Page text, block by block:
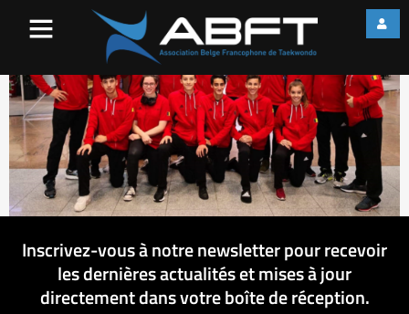
Inscrivez-vous à notre newsletter pour recevoir
les dernières actualités et mises à jour
directement dans votre boîte de réception.